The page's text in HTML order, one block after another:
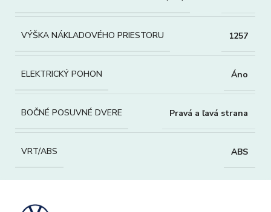
VÝŠKA NÁKLADOVÉHO PRIESTORU 1257
ELEKTRICKÝ POHON Áno
BOČNÉ POSUVNÉ DVERE Pravá a ľavá strana
VRT/ABS ABS